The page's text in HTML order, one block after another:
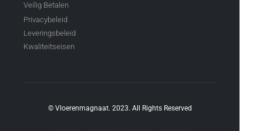
Veilig Betalen
Privacybeleid
Leveringsbeleid
Kwaliteitseisen
© Vloerenmagnaat. 2023. All Rights Reserved